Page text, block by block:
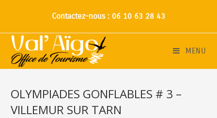
Contactez-nous : 06 10 63 28 43
MENU
OLYMPIADES GONFLABLES # 3 –
VILLEMUR SUR TARN